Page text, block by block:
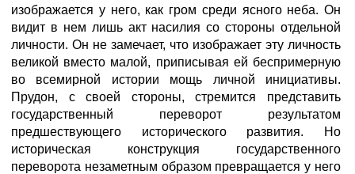
изображается у него, как гром среди ясного неба. Он
видит в нем лишь акт насилия со стороны отдельной
личности. Он не замечает, что изображает эту личность
великой вместо малой, приписывая ей беспримерную
во всемирной истории мощь личной инициативы.
Прудон, с своей стороны, стремится представить
государственный переворот результатом
предшествующего исторического развития. Но
историческая конструкция государственного
переворота незаметным образом превращается у него